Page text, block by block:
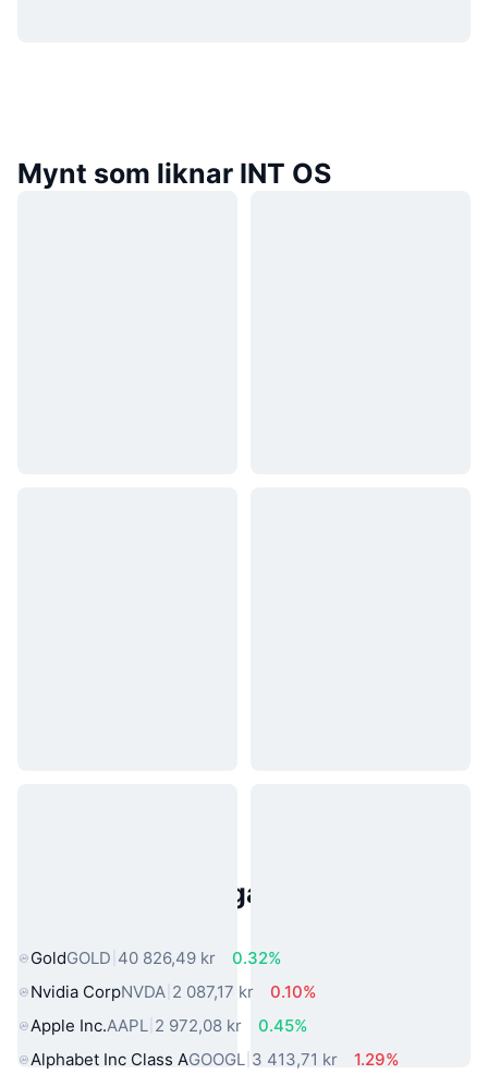
Mynt som liknar INT OS
Populära tillgångar från den
GoldGOLD 40 826,49 kr
0.32%
Nvidia CorpNVDA 2 087,17 kr
0.10%
Apple Inc.AAPL 2 972,08 kr
0.45%
Alphabet Inc Class AGOOGL 3 413,71 kr
1.29%